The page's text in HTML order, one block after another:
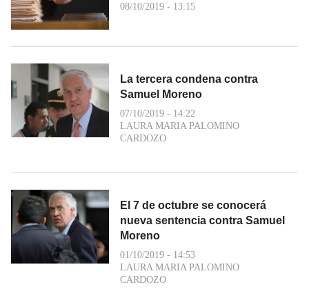
08/10/2019 - 13:15
La tercera condena contra
Samuel Moreno
07/10/2019 - 14:22
LAURA MARIA PALOMINO
CARDOZO
El 7 de octubre se conocerá
nueva sentencia contra Samuel
Moreno
01/10/2019 - 14:53
LAURA MARIA PALOMINO
CARDOZO